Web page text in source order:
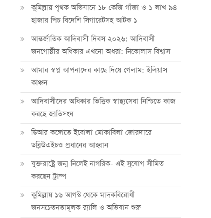
কুমিল্লায় পৃথক অভিযানে ১৮ কেজি গাঁজা ও ১ লাখ ৯৪
হাজার পিচ বিদেশি সিগারেটসহ আটক ১
আন্তর্জাতিক আদিবাসী দিবস ২০২৬: আদিবাসী
জনগোষ্ঠীর অধিকার এখনো অধরা: নিকোলাস বিশ্বাস
আমার স্বপ্ন আপনাদের কাছে দিয়ে গেলাম: ইলিয়াস
কাঞ্চন
আদিবাসীদের অধিকার ভিত্তিক স্বাস্থ্যসেবা নিশ্চিতে কাজ
করছে জাতিসংঘ
ডিআর কঙ্গোতে ইবোলা মোকাবিলা জোরদারে
ডব্লিউএইচও প্রধানের আহ্বান
যুক্তরাষ্ট্রে জন্ম নিলেই নাগরিক- এই সুযোগ সীমিত
করছেন ট্রাম্প
কুমিল্লায় ১৬ আগস্ট থেকে মাদকবিরোধী
জনসচেতনতামূলক র‍্যালি ও অভিযান শুরু